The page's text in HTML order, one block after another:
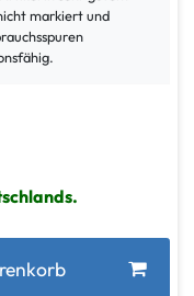
markiert und